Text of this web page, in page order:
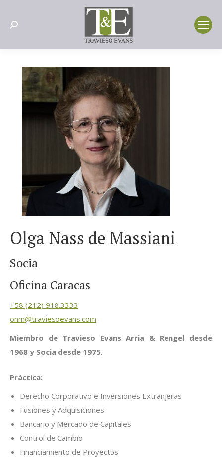
Search:
Olga Nass de Massiani
Socia
Oficina Caracas
+58 (212) 918.3333
onm@traviesoevans.com
Miembro de Travieso Evans Arria & Rengel desde
1968 y Socia desde 1975.
Práctica:
Derecho Corporativo e Inversiones Extranjeras
Fusiones y Adquisiciones
Bancario y Mercado de Capitales
Control de Cambio
Financiamiento de Proyectos